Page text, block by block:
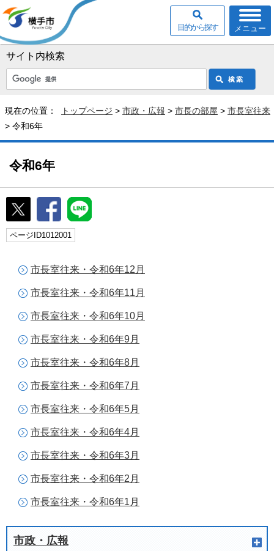
サイト内検索
メニュー
目的から探す
現在の位置： トップページ > 市政・広報 > 市長の部屋 > 市長室往来
> 令和6年
令和6年
ページID1012001
市長室往来・令和6年12月
市長室往来・令和6年11月
市長室往来・令和6年10月
市長室往来・令和6年9月
市長室往来・令和6年8月
市長室往来・令和6年7月
市長室往来・令和6年5月
市長室往来・令和6年4月
市長室往来・令和6年3月
市長室往来・令和6年2月
市長室往来・令和6年1月
市政・広報